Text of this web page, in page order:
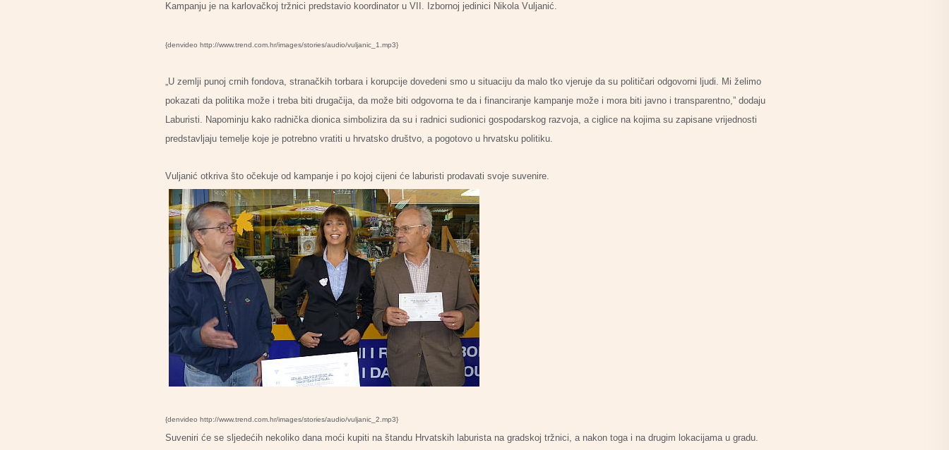
Kampanju je na karlovačkoj tržnici predstavio koordinator u VII. Izbornoj jedinici Nikola Vuljanić.
{denvideo http://www.trend.com.hr/images/stories/audio/vuljanic_1.mp3}
„U zemlji punoj crnih fondova, stranačkih torbara i korupcije dovedeni smo u situaciju da malo tko vjeruje da su političari odgovorni ljudi. Mi želimo
pokazati da politika može i treba biti drugačija, da može biti odgovorna te da i financiranje kampanje može i mora biti javno i transparentno,” dodaju
Laburisti. Napominju kako radnička dionica simbolizira da su i radnici sudionici gospodarskog razvoja, a ciglice na kojima su zapisane vrijednosti
predstavljaju temelje koje je potrebno vratiti u hrvatsko društvo, a pogotovo u hrvatsku politiku.
Vuljanić otkriva što očekuje od kampanje i po kojoj cijeni će laburisti prodavati svoje suvenire.
{denvideo http://www.trend.com.hr/images/stories/audio/vuljanic_2.mp3}
Suveniri će se sljedećih nekoliko dana moći kupiti na štandu Hrvatskih laburista na gradskoj tržnici, a nakon toga i na drugim lokacijama u gradu.